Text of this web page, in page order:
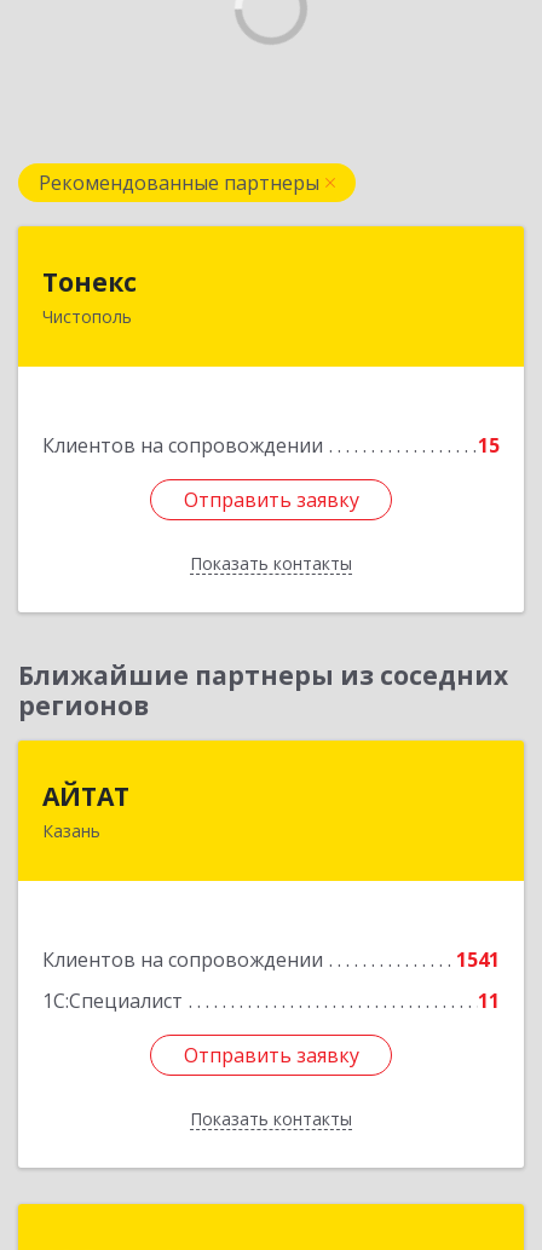
Рекомендованные партнеры
Тонекс
Чистополь
Клиентов на сопровождении 15
Отправить заявку
Показать контакты
422980, Татарстан Респ, Чистопольский р-н,
Отправить заявку
Назад
Ближайшие партнеры из соседних
регионов
АЙТАТ
Казань
Клиентов на сопровождении
1541
1С:Специалист
11
Отправить заявку
Показать контакты
Подробнее
Отправить заявку
Назад